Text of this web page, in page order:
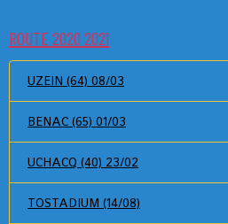
ROUTE 2020 2021
UZEIN (64) 08/03
BENAC (65) 01/03
UCHACQ (40) 23/02
TOSTADIUM (14/08)